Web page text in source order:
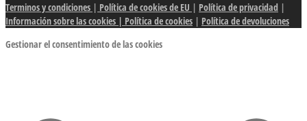
Terminos y condiciones | Política de cookies de EU | Política de privacidad |
Información sobre las cookies | Política de cookies | Política de devoluciones
Gestionar el consentimiento de las cookies